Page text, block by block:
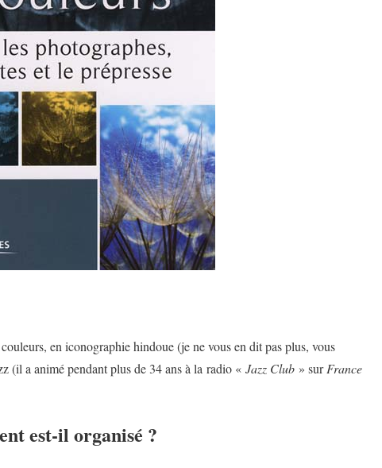
en iconographie hindoue (je ne vous en dit pas plus, vous
(il a animé pendant plus de 34 ans à la radio « Jazz Club » surFrance
est-il organisé ?